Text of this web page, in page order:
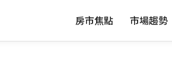
房市焦點 市場趨勢